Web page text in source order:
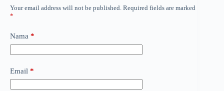
Your email address will not be published. Required fields are marked
*
Nama *
Email *